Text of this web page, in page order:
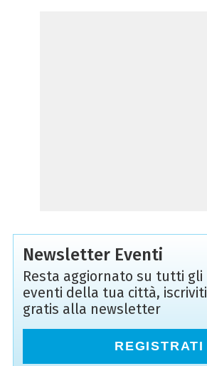
Newsletter Eventi
Resta aggiornato su tutti gli
eventi della tua città, iscriviti
gratis alla newsletter
REGISTRATI